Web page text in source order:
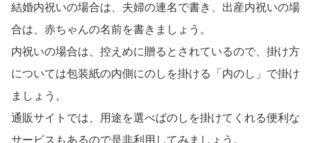
結婚内祝いの場合は、夫婦の連名で書き、出産内祝いの場
合は、赤ちゃんの名前を書きましょう。
内祝いの場合は、控えめに贈るとされているので、掛け方
については包装紙の内側にのしを掛ける「内のし」で掛け
ましょう。
通販サイトでは、用途を選べばのしを掛けてくれる便利な
サービスもあるので是非利用してみましょう。